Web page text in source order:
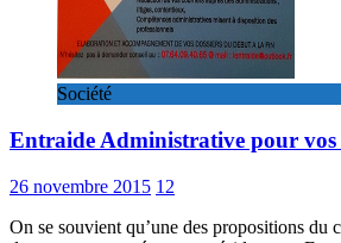
Société
Entraide Administrative pour
26 novembre 2015 12
On se souvient qu’une des propositions du